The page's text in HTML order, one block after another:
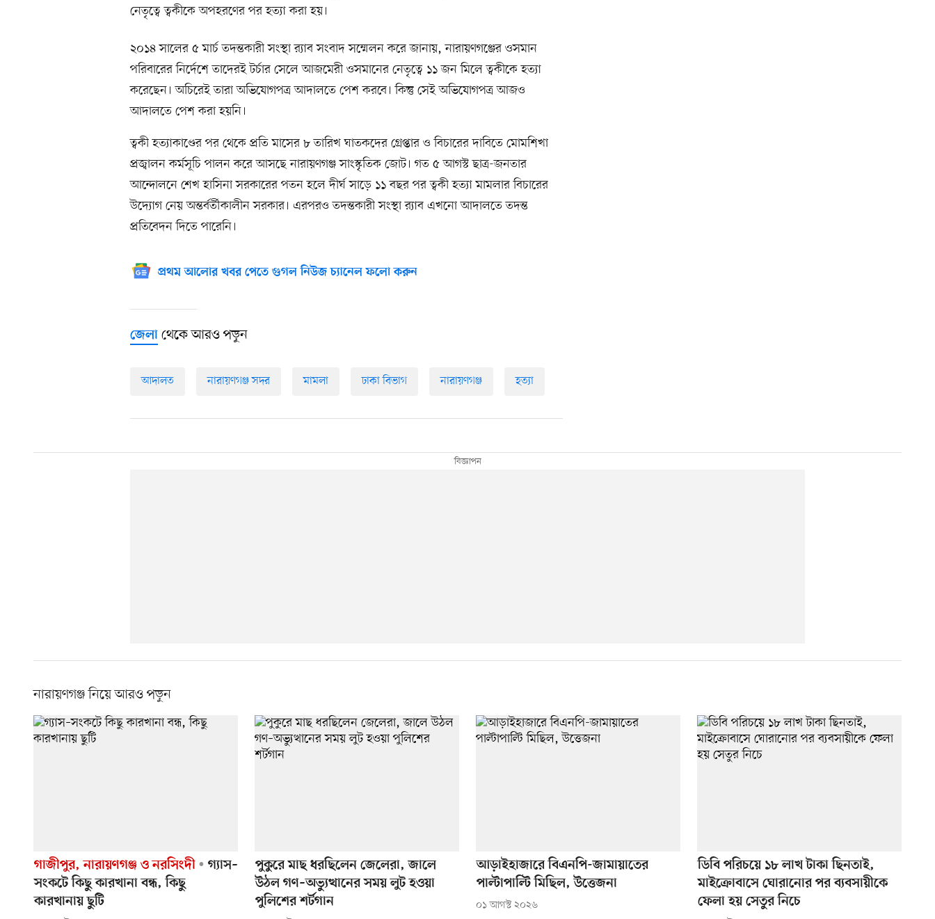
নেতৃত্বে ত্বকীকে অপহরণের পর হত্যা করা হয়।
২০১৪ সালের ৫ মার্চ তদন্তকারী সংস্থা র‍্যাব সংবাদ সম্মেলন করে জানায়, নারায়ণগঞ্জের ওসমান
পরিবারের নির্দেশে তাদেরই টর্চার সেলে আজমেরী ওসমানের নেতৃত্বে ১১ জন মিলে ত্বকীকে হত্যা
করেছেন। অচিরেই তারা অভিযোগপত্র আদালতে পেশ করবে। কিন্তু সেই অভিযোগপত্র আজও
আদালতে পেশ করা হয়নি।
ত্বকী হত্যাকাণ্ডের পর থেকে প্রতি মাসের ৮ তারিখ ঘাতকদের গ্রেপ্তার ও বিচারের দাবিতে মোমশিখা
প্রজ্বালন কর্মসূচি পালন করে আসছে নারায়ণগঞ্জ সাংস্কৃতিক জোট। গত ৫ আগস্ট ছাত্র-জনতার
আন্দোলনে শেখ হাসিনা সরকারের পতন হলে দীর্ঘ সাড়ে ১১ বছর পর ত্বকী হত্যা মামলার বিচারের
উদ্যোগ নেয় অন্তর্বর্তীকালীন সরকার। এরপরও তদন্তকারী সংস্থা র‍্যাব এখনো আদালতে তদন্ত
প্রতিবেদন দিতে পারেনি।
প্রথম আলোর খবর পেতে গুগল নিউজ চ্যানেল ফলো করুন
জেলা থেকে আরও পড়ুন
আদালত নারায়ণগঞ্জ সদর মামলা ঢাকা বিভাগ নারায়ণগঞ্জ হত্যা
নারায়ণগঞ্জ নিয়ে আরও পড়ুন
গাজীপুর, নারায়ণগঞ্জ ও নরসিংদী
গ্যাস–
সংকটে কিছু কারখানা বন্ধ, কিছু
কারখানায় ছুটি
পুকুরে মাছ ধরছিলেন জেলেরা, জালে
উঠল গণ–অভ্যুত্থানের সময় লুট হওয়া
পুলিশের শর্টগান
আড়াইহাজারে বিএনপি-জামায়াতের
পাল্টাপাল্টি মিছিল, উত্তেজনা
০১ আগস্ট ২০২৬
ডিবি পরিচয়ে ১৮ লাখ টাকা ছিনতাই,
মাইক্রোবাসে ঘোরানোর পর ব্যবসায়ীকে
ফেলা হয় সেতুর নিচে